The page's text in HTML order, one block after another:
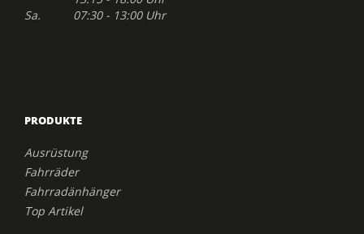
Sa. 07:30 - 13:00 Uhr
PRODUKTE
Ausrüstung
Fahrräder
Fahrradänhänger
Top Artikel